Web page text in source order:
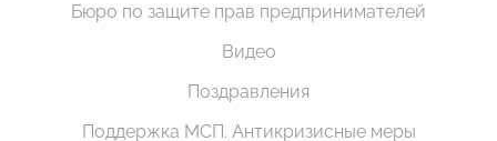
Бюро по защите прав предпринимателей
Видео
Поздравления
Поддержка МСП. Антикризисные меры